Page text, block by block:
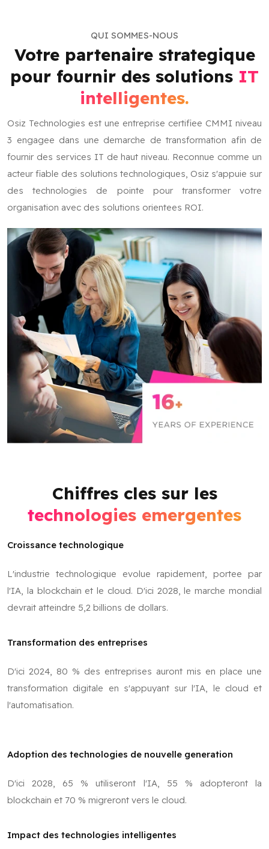
QUI SOMMES-NOUS
Votre partenaire strategique
pour fournir des solutions IT
intelligentes.
Osiz Technologies est une entreprise certifiee CMMI niveau
3 engagee dans une demarche de transformation afin de
fournir des services IT de haut niveau. Reconnue comme un
acteur fiable des solutions technologiques, Osiz s'appuie sur
des technologies de pointe pour transformer votre
organisation avec des solutions orientees ROI.
Chiffres cles sur les
technologies emergentes
Croissance technologique
L'industrie technologique evolue rapidement, portee par
l'IA, la blockchain et le cloud. D'ici 2028, le marche mondial
devrait atteindre 5,2 billions de dollars.
Transformation des entreprises
D'ici 2024, 80 % des entreprises auront mis en place une
transformation digitale en s'appuyant sur l'IA, le cloud et
l'automatisation.
Adoption des technologies de nouvelle generation
D'ici 2028, 65 % utiliseront l'IA, 55 % adopteront la
blockchain et 70 % migreront vers le cloud.
Impact des technologies intelligentes